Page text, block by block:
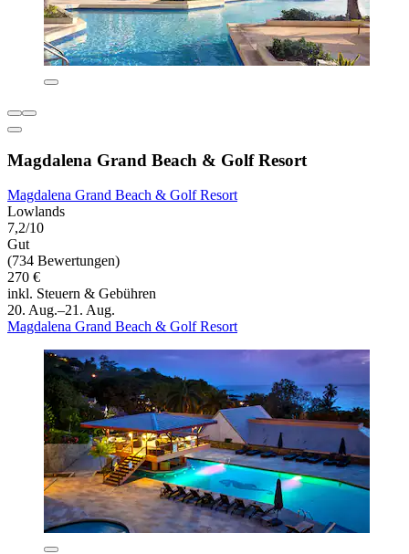
Magdalena Grand Beach & Golf Resort
Magdalena Grand Beach & Golf Resort
Lowlands
7,2/10
Gut
(734 Bewertungen)
270 €
inkl. Steuern & Gebühren
20. Aug.–21. Aug.
Magdalena Grand Beach & Golf Resort